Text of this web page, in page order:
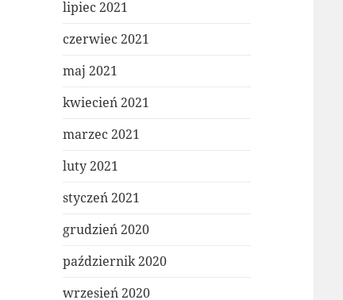
lipiec 2021
czerwiec 2021
maj 2021
kwiecień 2021
marzec 2021
luty 2021
styczeń 2021
grudzień 2020
październik 2020
wrzesień 2020